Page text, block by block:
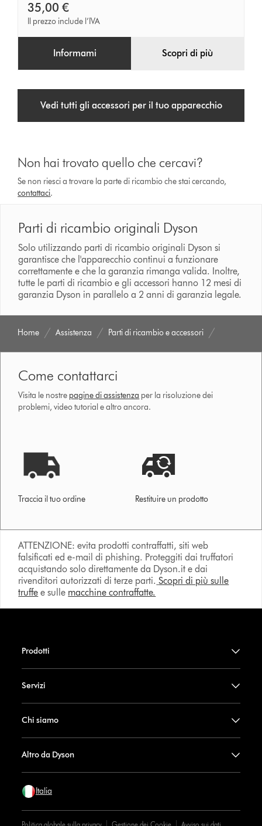
35,00 €
Il prezzo include l’IVA
Informami Scopri di più
Vedi tutti gli accessori per il tuo apparecchio
Non hai trovato quello che cercavi?
Se non riesci a trovare la parte di ricambio che stai cercando,
contattaci.
Parti di ricambio originali Dyson
Solo utilizzando parti di ricambio originali Dyson si
garantisce che l'apparecchio continui a funzionare
correttamente e che la garanzia rimanga valida. Inoltre,
tutte le parti di ricambio e gli accessori hanno 12 mesi di
garanzia Dyson in parallelo a 2 anni di garanzia legale.
Home Assistenza Parti di ricambio e accessori
Come contattarci
Visita le nostre pagine di assistenza per la risoluzione dei
problemi, video tutorial e altro ancora.
Traccia il tuo ordine Restituire un prodotto
ATTENZIONE: evita prodotti contraffatti, siti web
falsificati ed e-mail di phishing. Proteggiti dai truffatori
acquistando solo direttamente da Dyson.it e dai
rivenditori autorizzati di terze parti. Scopri di più sulle
truffe e sulle macchine contraffatte.
Prodotti
Servizi
Chi siamo
Altro da Dyson
Italia